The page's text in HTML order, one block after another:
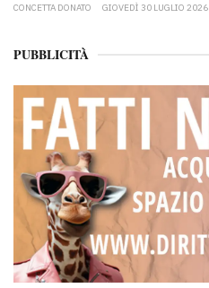
CONCETTA DONATO GIOVEDÌ 30 LUGLIO 2026
PUBBLICITÀ